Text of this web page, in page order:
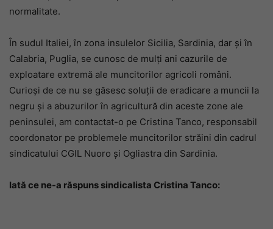
normalitate.
În sudul Italiei, în zona insulelor Sicilia, Sardinia, dar și în
Calabria, Puglia, se cunosc de mulți ani cazurile de
exploatare extremă ale muncitorilor agricoli români.
Curioși de ce nu se găsesc soluții de eradicare a muncii la
negru și a abuzurilor în agricultură din aceste zone ale
peninsulei, am contactat-o pe Cristina Tanco, responsabil
coordonator pe problemele muncitorilor străini din cadrul
sindicatului CGIL Nuoro și Ogliastra din Sardinia.
Iată ce ne-a răspuns sindicalista Cristina Tanco: